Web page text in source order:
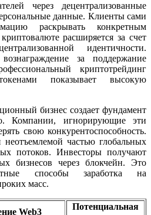
через децентрализованные
данные. Клиенты сами
раскрывать конкретным
расширяется за счет
идентичности.
за поддержание
криптотрейдинг
показывает высокую
бизнес создает фундамент
Компании, игнорирующие эти
свою конкурентоспособность.
неотъемлемой частью глобальных
потоков. Инвесторы получают
бизнесов через блокчейн. Это
способы заработка на
масс.
Web3
Потенциальная